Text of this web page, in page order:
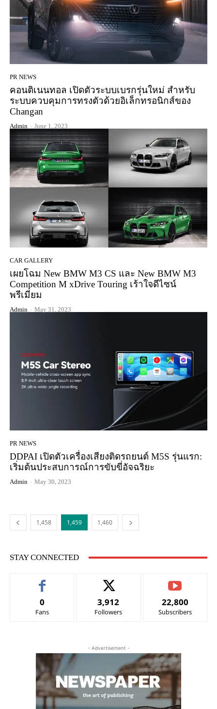
PR NEWS
คอนติเนนทอล เปิดตัวระบบเบรกรุ่นใหม่ สำหรับ
ระบบควบคุมการทรงตัวด้วยอิเล็กทรอนิกส์ของ
Changan
Admin - June 1, 2023
CAR GALLERY
เผยโฉม New BMW M3 CS และ New BMW M3
Competition M xDrive Touring เร้าใจดีไซน์
พรีเมียม
Admin - May 31, 2023
PR NEWS
DDPAI เปิดตัวเครื่องเสียงติดรถยนต์ M5S รุ่นแรก:
เริ่มต้นประสบการณ์การขับขี่อัจฉริยะ
Admin - May 30, 2023
1,458 1,459 1,460
STAY CONNECTED
0
Fans
3,912
Followers
22,800
Subscribers
- Advertisement -